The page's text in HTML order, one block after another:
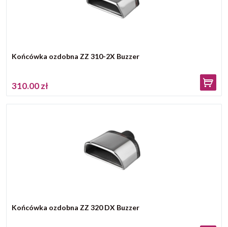
Końcówka ozdobna ZZ 310-2X Buzzer
310.00 zł
Końcówka ozdobna ZZ 320 DX Buzzer